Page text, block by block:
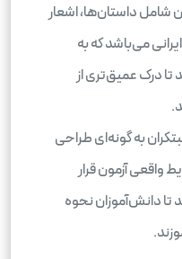
شامل داستان‌ها، اشعار
می‌باشد که به
تا درک عمیق‌تری از
به گونه‌ای طراحی
واقعی آزمون قرار
دانش‌آموزان نحوه